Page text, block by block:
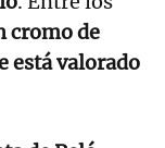
cromo de
está valorado